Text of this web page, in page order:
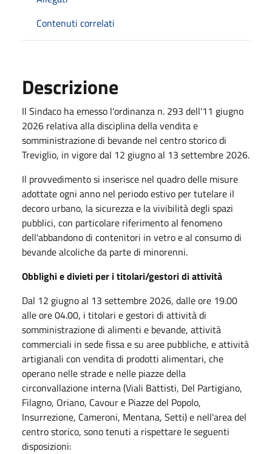
Contenuti correlati
Descrizione
Il Sindaco ha emesso l'ordinanza n. 293 dell'11 giugno
2026 relativa alla disciplina della vendita e
somministrazione di bevande nel centro storico di
Treviglio, in vigore dal 12 giugno al 13 settembre 2026.
Il provvedimento si inserisce nel quadro delle misure
adottate ogni anno nel periodo estivo per tutelare il
decoro urbano, la sicurezza e la vivibilità degli spazi
pubblici, con particolare riferimento al fenomeno
dell'abbandono di contenitori in vetro e al consumo di
bevande alcoliche da parte di minorenni.
Obblighi e divieti per i titolari/gestori di attività
Dal 12 giugno al 13 settembre 2026, dalle ore 19.00
alle ore 04.00, i titolari e gestori di attività di
somministrazione di alimenti e bevande, attività
commerciali in sede fissa e su aree pubbliche, e attività
artigianali con vendita di prodotti alimentari, che
operano nelle strade e nelle piazze della
circonvallazione interna (Viali Battisti, Del Partigiano,
Filagno, Oriano, Cavour e Piazze del Popolo,
Insurrezione, Cameroni, Mentana, Setti) e nell'area del
centro storico, sono tenuti a rispettare le seguenti
disposizioni: